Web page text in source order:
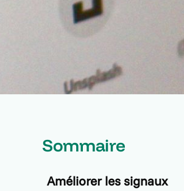
Sommaire
Améliorer les signaux